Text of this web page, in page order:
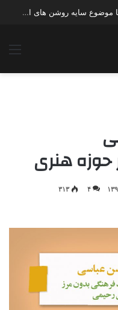
چهار انتخاب ۱۴۰۰
هنری
۴ ۳۱۳